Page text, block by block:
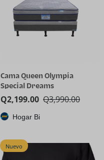
Cama Queen Olympia
Special Dreams
Q3,990.00
Q2,199.00
Hogar Bi
Nuevo